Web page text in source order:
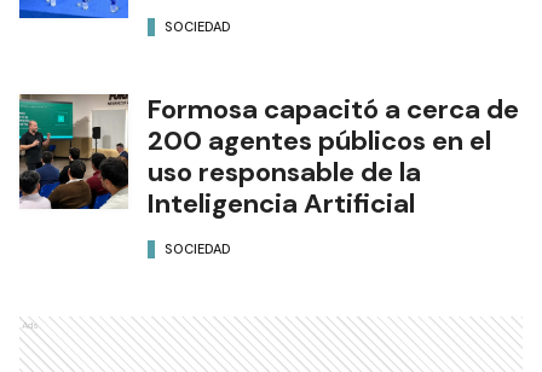
SOCIEDAD
Formosa capacitó a cerca de
200 agentes públicos en el
uso responsable de la
Inteligencia Artificial
SOCIEDAD
Ads